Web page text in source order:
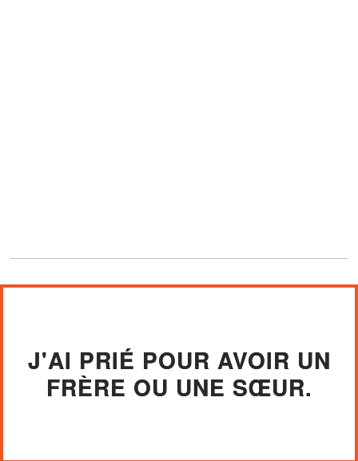
J'AI PRIÉ POUR AVOIR UN
FRÈRE OU UNE SŒUR.